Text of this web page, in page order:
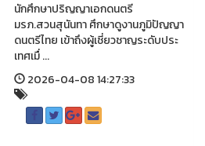
นักศึกษาปริญญาเอกดนตรี
มรภ.สวนสุนันทา ศึกษาดูงานภูมิปัญญา
ดนตรีไทย เข้าถึงผู้เชี่ยวชาญระดับประ
เทศเมื่ ...
2026-04-08 14:27:33